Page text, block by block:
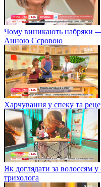
Чому виникають набряки —
Анною Сєровою
Харчування у спеку та
Як доглядати за волоссям
трихолога